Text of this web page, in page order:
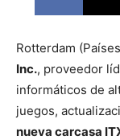
Rotterdam
Inc., proveedor
informáticos de
juegos,
nueva carcasa